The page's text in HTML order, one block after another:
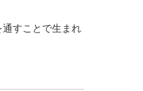
すことで生まれ